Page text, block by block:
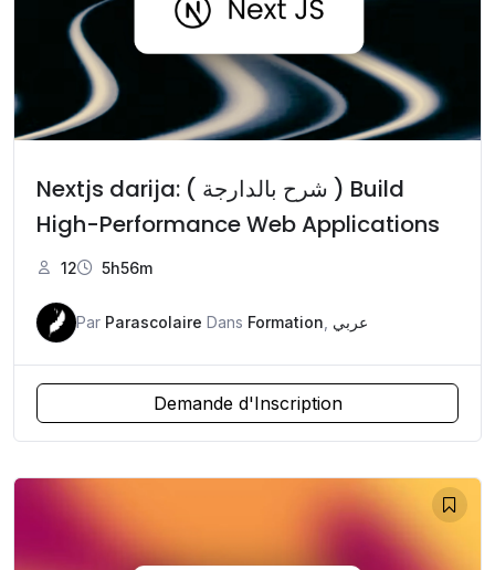
Nextjs darija: ( شرح بالدارجة ) Build
High-Performance Web Applications
12 5h56m
Par Parascolaire Dans Formation عربي
Demande d'Inscription